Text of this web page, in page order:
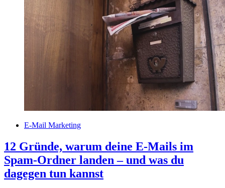
E-Mail Marketing
12 Gründe, warum deine E-Mails im
Spam-Ordner landen – und was du
dagegen tun kannst